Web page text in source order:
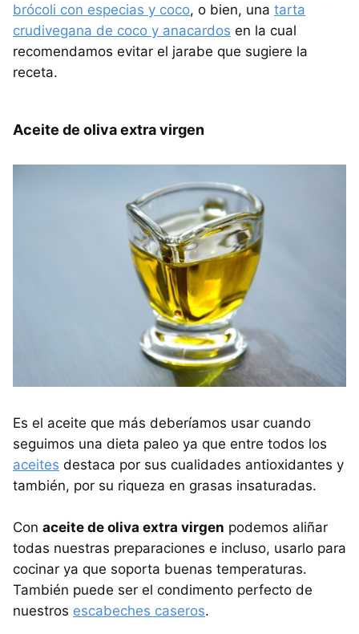
brócoli con especias y coco, o bien, una tarta
crudivegana de coco y anacardos en la cual
recomendamos evitar el jarabe que sugiere la
receta.
Aceite de oliva extra virgen
Es el aceite que más deberíamos usar cuando
seguimos una dieta paleo ya que entre todos los
aceites destaca por sus cualidades antioxidantes y
también, por su riqueza en grasas insaturadas.
Con aceite de oliva extra virgen podemos aliñar
todas nuestras preparaciones e incluso, usarlo para
cocinar ya que soporta buenas temperaturas.
También puede ser el condimento perfecto de
nuestros escabeches caseros.